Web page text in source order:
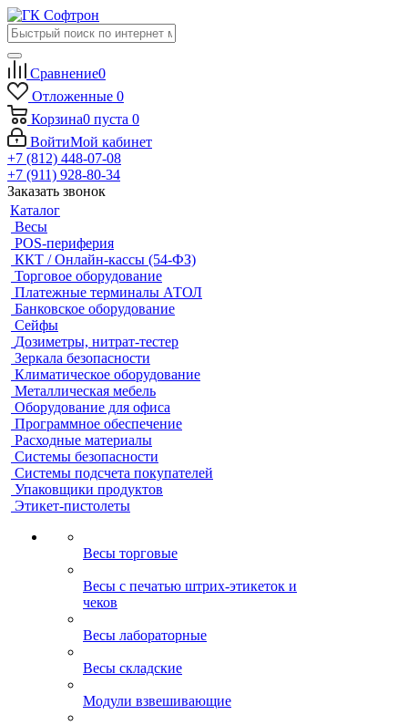
Сравнение0
Отложенные 0
Корзина0 пуста 0
ВойтиМой кабинет
+7 (812) 448-07-08
+7 (911) 928-80-34
Заказать звонок
Каталог
Весы
POS-периферия
ККТ / Онлайн-кассы (54-ФЗ)
Торговое оборудование
Платежные терминалы АТОЛ
Банковское оборудование
Сейфы
Дозиметры, нитрат-тестер
Зеркала безопасности
Климатическое оборудование
Металлическая мебель
Оборудование для офиса
Программное обеспечение
Расходные материалы
Системы безопасности
Системы подсчета покупателей
Упаковщики продуктов
Этикет-пистолеты
Весы торговые
Весы с печатью штрих-этикеток и
чеков
Весы лабораторные
Весы складские
Модули взвешивающие